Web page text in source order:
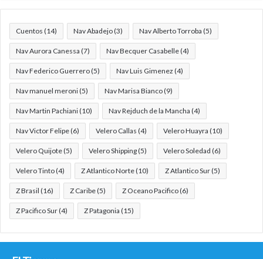
Cuentos (14) Nav Abadejo(3) Nav Alberto Torroba (5)
Nav Aurora Canessa (7) Nav Becquer Casabelle(4)
Nav Federico Guerrero(5) Nav Luis Gimenez (4)
Nav manuel meroni(5) Nav Marisa Bianco(9)
Nav Martin Pachiani(10) Nav Rejduch de la Mancha (4)
Nav Victor Felipe(6) Velero Callas (4) Velero Huayra (10)
Velero Quijote(5) Velero Shipping(5) Velero Soledad (6)
Velero Tinto(4) Z Atlantico Norte(10) Z Atlantico Sur(5)
Z Brasil (16) Z Caribe(5) Z Oceano Pacifico(6)
Z Pacifico Sur(4) Z Patagonia (15)